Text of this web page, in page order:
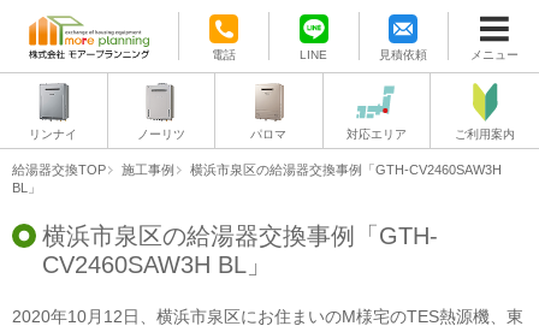
電話 LINE 見積依頼 メニュー
リンナイ ノーリツ パロマ 対応エリア ご利用案内
給湯器交換TOP 施工事例
横浜市泉区の給湯器交換事例「GTH-CV2460SAW3H
BL」
横浜市泉区の給湯器交換事例「GTH-
CV2460SAW3H BL」
2020年10月12日、横浜市泉区にお住まいのM様宅のTES熱源機、東